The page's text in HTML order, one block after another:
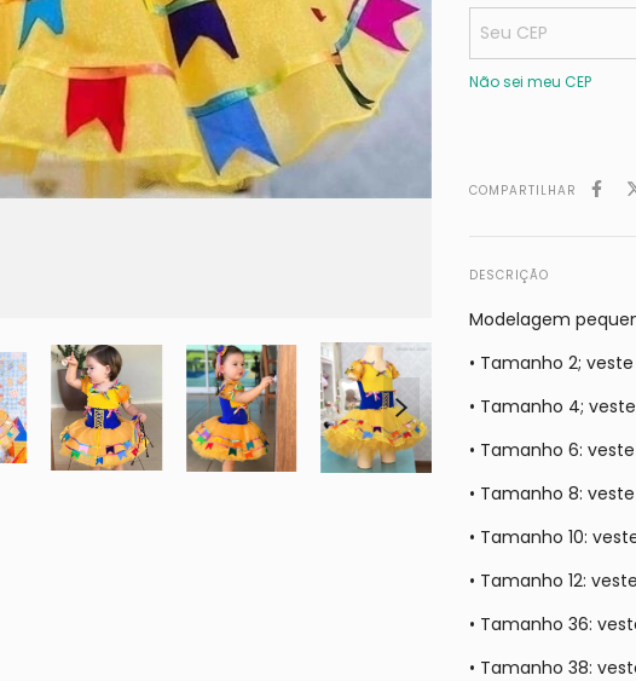
Não sei meu CEP
COMPARTILHAR
DESCRIÇÃO
Modelagem
• Tamanho 2;
• Tamanho 4;
• Tamanho 6:
• Tamanho 8:
• Tamanho 10:
• Tamanho 12:
• Tamanho 36:
• Tamanho 38: